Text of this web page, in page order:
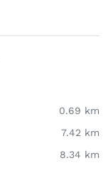
0.69 km
7.42 km
8.34 km